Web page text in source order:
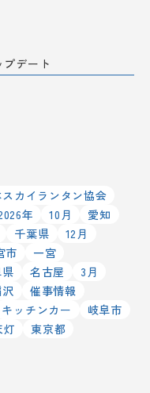
プデート
スカイランタン協会
年 10月
愛知
千葉県
12月
市
一宮
名古屋
3月
催事情報
キッチンカー
岐阜市
灯
東京都